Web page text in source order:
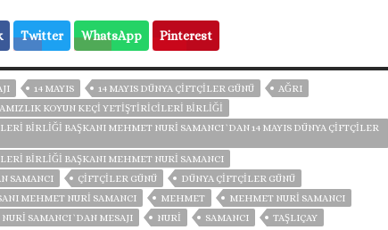
Twitter WhatsApp Pinterest
14 MAYIS 14 MAYIS DÜNYA ÇIFTÇILER GÜNÜ
AĞRI
KOYUN KEÇI YETIŞTIRICILERI BIRLIĞI
BIRLIĞI BAŞKANI MEHMET NURİ SAMANCI `DAN 14 MAYIS DÜNYA ÇIFTÇILER
BIRLIĞI BAŞKANI MEHMET NURI SAMANCI
SAMANCI ÇIFTÇILER GÜNÜ
DÜNYA ÇIFTÇILER GÜNÜ
MEHMET NURI SAMANCI MEHMET
MEHMET NURİ SAMANCI
SAMANCI `DAN MESAJI NURI SAMANCI TAŞLIÇAY